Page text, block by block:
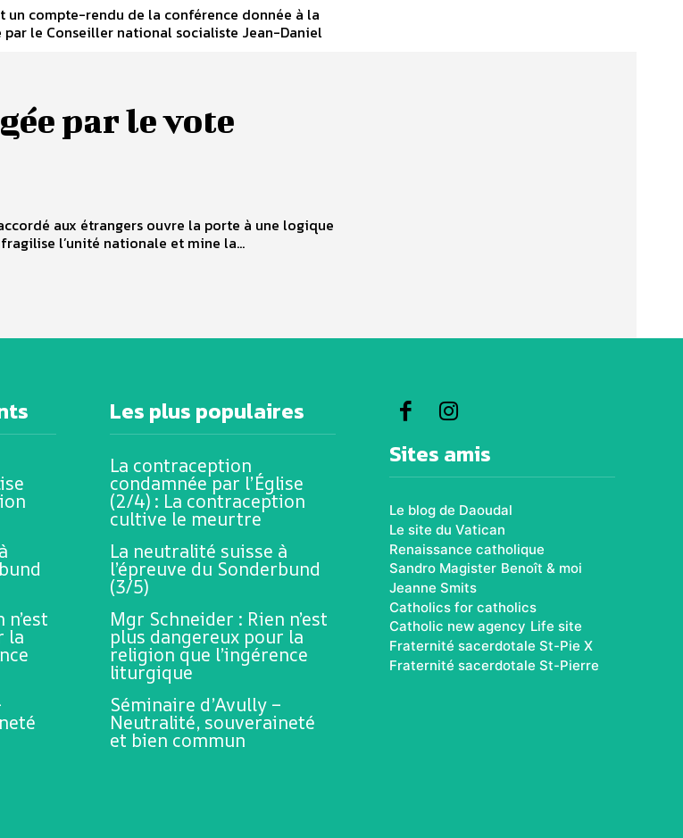
un compte-rendu de la conférence donnée à la
le Conseiller national socialiste Jean-Daniel
par le vote
aux étrangers ouvre la porte à une logique
l’unité nationale et mine la...
la
Les plus populaires
La contraception
condamnée par l’Église
(2/4) : La contraception
cultive le meurtre
La neutralité suisse à
l’épreuve du Sonderbund
(3/5)
Mgr Schneider : Rien n’est
plus dangereux pour la
religion que l’ingérence
liturgique
Séminaire d’Avully –
Neutralité, souveraineté
et bien commun
Sites amis
Le blog de Daoudal
Le site du Vatican
Renaissance catholique
Sandro Magister Benoît & moi
Jeanne Smits
Catholics for catholics
Catholic new agency Life site
Fraternité sacerdotale St-Pie X
Fraternité sacerdotale St-Pierre